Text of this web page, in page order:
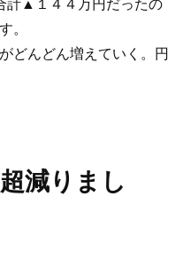
計▲１４４万円だったの
。
どんどん増えていく。円
減りまし